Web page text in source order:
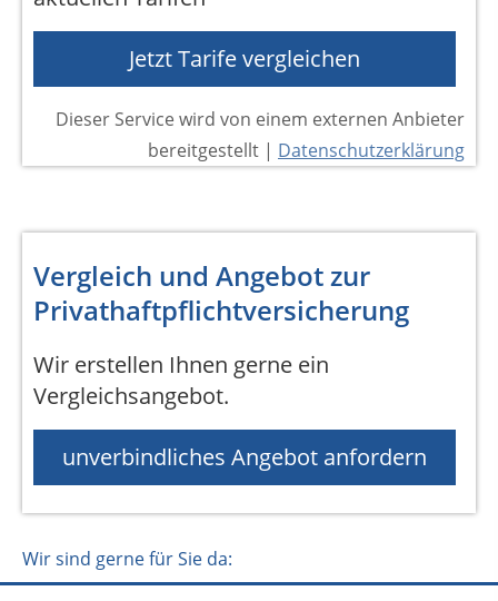
Jetzt Tarife vergleichen
Dieser Service wird von einem externen Anbieter
bereitgestellt | Datenschutzerklärung
Vergleich und Angebot zur
Privathaftpflichtversicherung
Wir erstellen Ihnen gerne ein
Vergleichsangebot.
unverbindliches Angebot anfordern
Wir sind gerne für Sie da: